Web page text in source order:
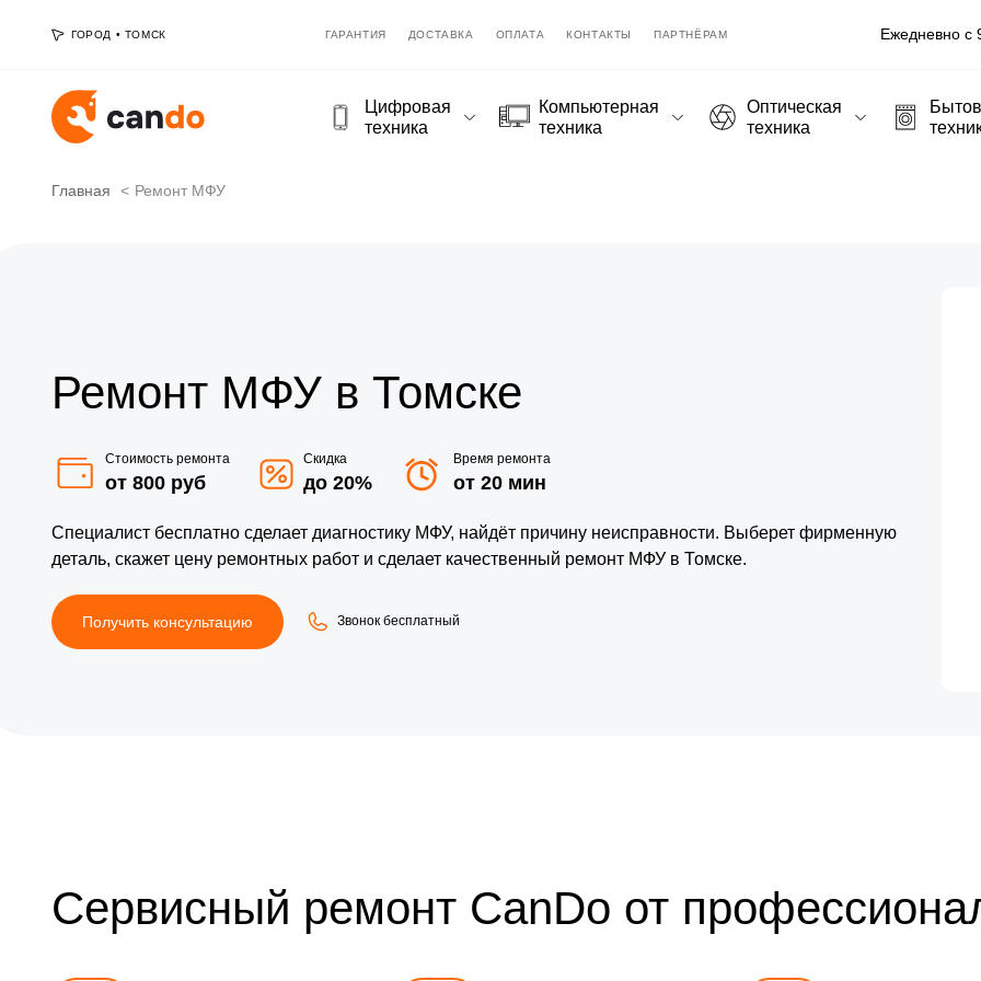
ГОРОД • ТОМСК ГАРАНТИЯ ДОСТАВКА ОПЛАТА КОНТАКТЫ ПАРТНЁРАМ Ежедневно с
Цифровая
техника
Компьютерная
техника
Оптическая
техника
Главная Ремонт МФУ
Ремонт МФУ в Томске
Стоимость ремонта
от 800 руб
Скидка
до 20%
Время ремонта
от 20 мин
Специалист бесплатно сделает диагностику МФУ, найдёт причину неисправности. Выберет фирменную
деталь, скажет цену ремонтных работ и сделает качественный ремонт МФУ в Томске.
Получить консультацию Звонок бесплатный
Сервисный ремонт CanDo от